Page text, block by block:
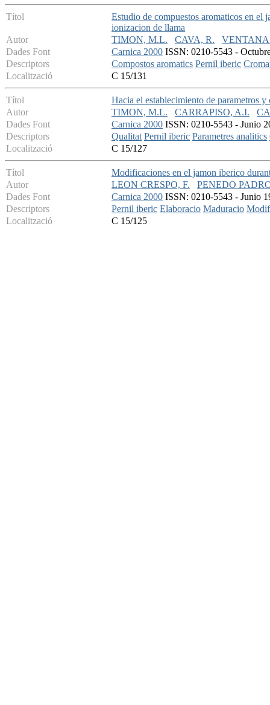
Títol
Estudio de compuestos aromaticos en el
ionizacion de llama
Autor
TIMON, M.L. CAVA, R.
Dades Font
Carnica 2000 ISSN: 0210-5543 -
Descriptors
Compostos aromatics Pernil iberic
Localització
C 15/131
Títol
Hacia el establecimiento de parametros
Autor
TIMON, M.L. CARRAPISO, A.I.
Dades Font
Carnica 2000 ISSN: 0210-5543 - Junio
Descriptors
Qualitat Pernil iberic Parametres analitics
Localització
C 15/127
Títol
Modificaciones en el jamon iberico
Autor
LEON CRESPO, F.
PENEDO
Dades Font
Carnica 2000 ISSN: 0210-5543 - Junio
Descriptors
Pernil iberic Elaboracio Maduracio
Localització
C 15/125